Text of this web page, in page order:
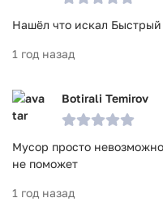
Нашёл что искал Быстрый
1 год назад
Botirali Temirov
Мусор просто
не поможет
1 год назад